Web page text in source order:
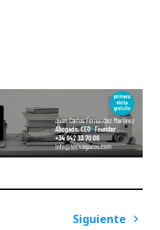
Siguiente